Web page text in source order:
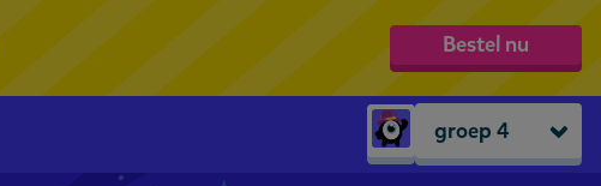
Bestel nu
groep 4